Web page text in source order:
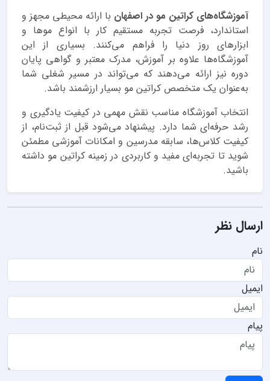
آموزشگاه‌های کراتین مو در اصفهان با ارائه محیطی مجهز و
استاندارد، فرصت تجربه مستقیم کار با انواع موها و
ابزارهای روز دنیا را فراهم می‌کنند. بسیاری از این
آموزشگاه‌ها علاوه بر آموزش، مدرک معتبر و گواهی پایان
دوره نیز ارائه می‌دهند که می‌تواند در مسیر شغلی شما
به‌عنوان یک متخصص کراتین مو بسیار ارزشمند باشد.
انتخاب آموزشگاه مناسب نقش مهمی در کیفیت یادگیری و
رشد حرفه‌ای شما دارد. پیشنهاد می‌شود قبل از ثبت‌نام، از
کیفیت کلاس‌ها، سابقه مدرسین و امکانات آموزشی مطمئن
شوید تا تجربه‌ای مفید و کاربردی در زمینه کراتین مو داشته
باشید.
ارسال نظر
نام
ایمیل
پیام